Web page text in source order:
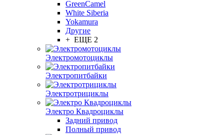
GreenCamel
White Siberia
Yokamura
Другие
+ ЕЩЕ 2
Электромотоциклы
Электропитбайки
Электротрициклы
Электро Квадроциклы
Задний привод
Полный привод